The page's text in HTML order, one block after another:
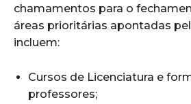
chamamentos para o
áreas prioritárias apontadas
incluem:
Cursos de Licenciatura e
professores;